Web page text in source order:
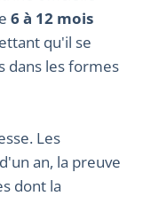
6 à 12 mois
qu'il se
dans les formes
Les
an, la preuve
dont la